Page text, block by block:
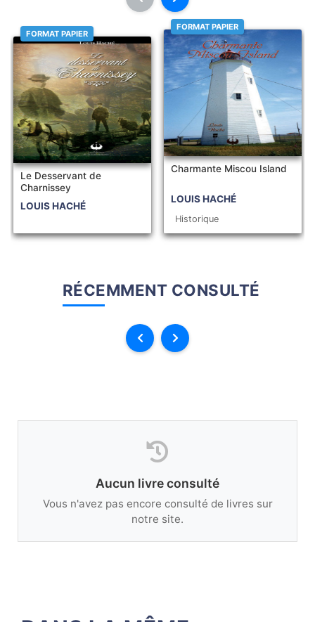
FORMAT PAPIER
Le Desservant de
Charnissey
LOUIS HACHÉ
FORMAT PAPIER
Charmante Miscou Island
LOUIS HACHÉ
Historique
RÉCEMMENT CONSULTÉ
Aucun livre consulté
Vous n'avez pas encore consulté de livres sur
notre site.